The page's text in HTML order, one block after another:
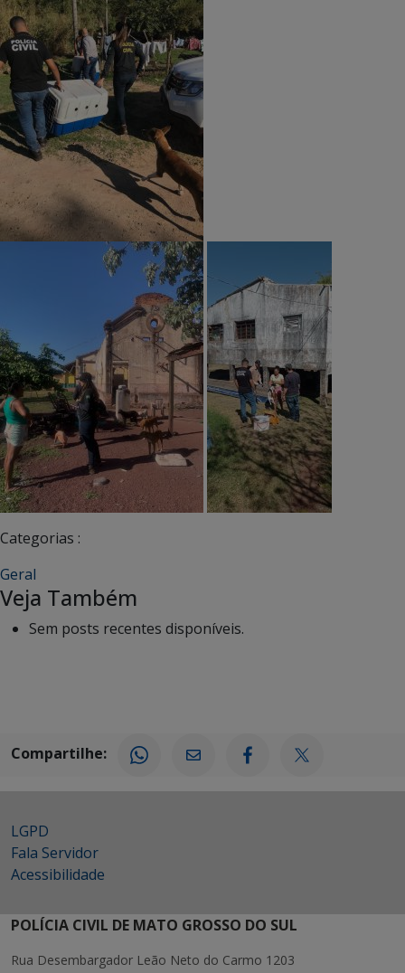
Categorias :
Geral
Veja Também
Sem posts recentes disponíveis.
Compartilhe:
LGPD
Fala Servidor
Acessibilidade
POLÍCIA CIVIL DE MATO GROSSO DO SUL
Rua Desembargador Leão Neto do Carmo 1203